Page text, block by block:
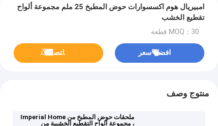
امبيريال هوم اكسسوارات حوض المطبخ 25 ملم مجموعة ألواح
تقطيع الخشب
MOQ：30 قطعة
افضل سعر ﺎﺘﺼﻟ ﺍﻶﻧ
منتوج وصف
ملحقات حوض المطبخ من Imperial Home
، مجموعة ألواح التقطيع الخشبية من